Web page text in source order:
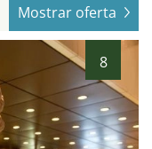
Mostrar oferta
8